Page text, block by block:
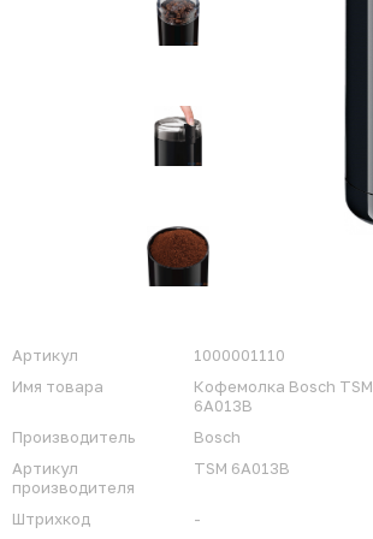
Артикул
1000001110
Имя товара
Кофемолка Bosch TSM
6A013B
Производитель
Bosch
Артикул
производителя
TSM 6A013B
Штрихкод
-